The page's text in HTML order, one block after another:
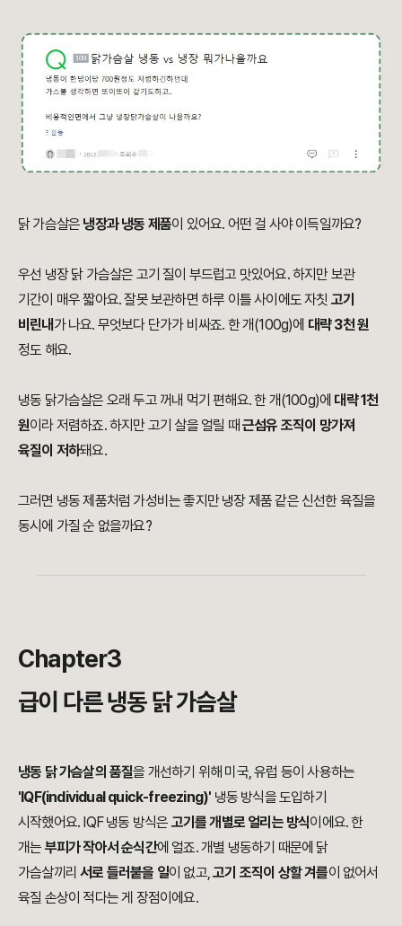
닭 가슴살은 냉장과 냉동 제품이 있어요. 어떤 걸 사야 이득일까요?
우선 냉장 닭 가슴살은 고기 질이 부드럽고 맛있어요. 하지만 보관
기간이 매우 짧아요. 잘못 보관하면 하루 이틀 사이에도 자칫 고기
비린내가 나요. 무엇보다 단가가 비싸죠. 한 개(100g)에 대략 3천 원
정도 해요.
냉동 닭가슴살은 오래 두고 꺼내 먹기 편해요. 한 개(100g)에 대략 1천
원이라 저렴하죠. 하지만 고기 살을 얼릴 때근섬유 조직이 망가져
육질이 저하돼요.
그러면 냉동 제품처럼 가성비는 좋지만 냉장 제품 같은 신선한 육질을
동시에 가질 순 없을까요?
Chapter3
급이 다른 냉동 닭 가슴살
냉동 닭 가슴살의 품질을 개선하기 위해 미국, 유럽 등이 사용하는
'IQF(individual quick-freezing)' 냉동 방식을 도입하기
시작했어요. IQF 냉동 방식은 고기를 개별로 얼리는 방식이에요. 한
개는 부피가 작아서 순식간에 얼죠. 개별 냉동하기 때문에 닭
가슴살끼리서로 들러붙을 일이 없고,고기 조직이 상할 겨를이 없어서
육질 손상이 적다는 게 장점이에요.